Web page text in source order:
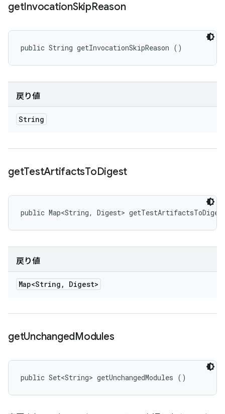
getInvocationSkipReason
public String getInvocationSkipReason ()
戻り値
String
getTestArtifactsToDigest
public Map<String, Digest>
戻り値
Map<String , Digest>
getUnchangedModules
public Set<String> getUnchangedModules ()